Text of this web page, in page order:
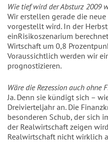
Wie tief wird der Absturz 2009
Wir erstellen gerade die
vorgestellt wird. In der
einRisikoszenarium
Wirtschaft um 0,8
Voraussichtlich werden wir
prognostizieren.
Wäre die Rezession auch ohne
Ja. Denn sie kündigt sich –
Dreivierteljahr an. Die
besonderen Schub, der sich
der Realwirtschaft zeigen
Realwirtschaft nicht wirklich